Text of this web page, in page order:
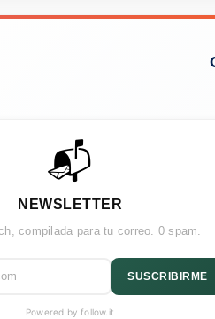
📬
NEWSLETTER
compilada para tu correo. 0 spam.
SUSCRIBIRME
Powered by follow.it